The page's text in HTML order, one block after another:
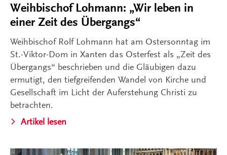
Weihbischof Lohmann: „Wir leben in
einer Zeit des Übergangs“
Weihbischof Rolf Lohmann hat am Ostersonntag im
St.-Viktor-Dom in Xanten das Osterfest als „Zeit des
Übergangs“ beschrieben und die Gläubigen dazu
ermutigt, den tiefgreifenden Wandel von Kirche und
Gesellschaft im Licht der Auferstehung Christi zu
betrachten.
Artikel lesen